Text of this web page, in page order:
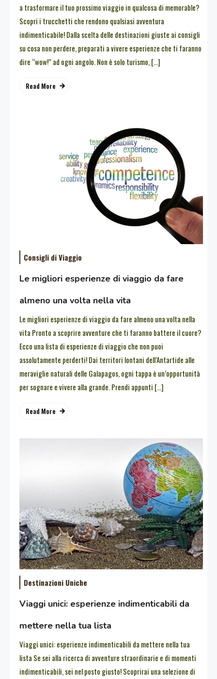
a trasformare il tuo prossimo viaggio in qualcosa di memorable?
Scopri i trucchetti che rendono qualsiasi avventura
indimenticabile! Dalla scelta delle destinazioni giuste ai consigli
su cosa non perdere, preparati a vivere esperienze che ti faranno
dire “wow!” ad ogni angolo. Non è solo turismo, […]
Read More
Consigli di Viaggio
Le migliori esperienze di viaggio da fare
almeno una volta nella vita
Le migliori esperienze di viaggio da fare almeno una volta nella
vita Pronto a scoprire avventure che ti faranno battere il cuore?
Ecco una lista di esperienze di viaggio che non puoi
assolutamente perderti! Dai territori lontani dell’Antartide alle
meraviglie naturali delle Galapagos, ogni tappa è un’opportunità
per sognare e vivere alla grande. Prendi appunti […]
Read More
Destinazioni Uniche
Viaggi unici: esperienze indimenticabili da
mettere nella tua lista
Viaggi unici: esperienze indimenticabili da mettere nella tua
lista Se sei alla ricerca di avventure straordinarie e di momenti
indimenticabili, sei nel posto giusto! Scoprirai una selezione di